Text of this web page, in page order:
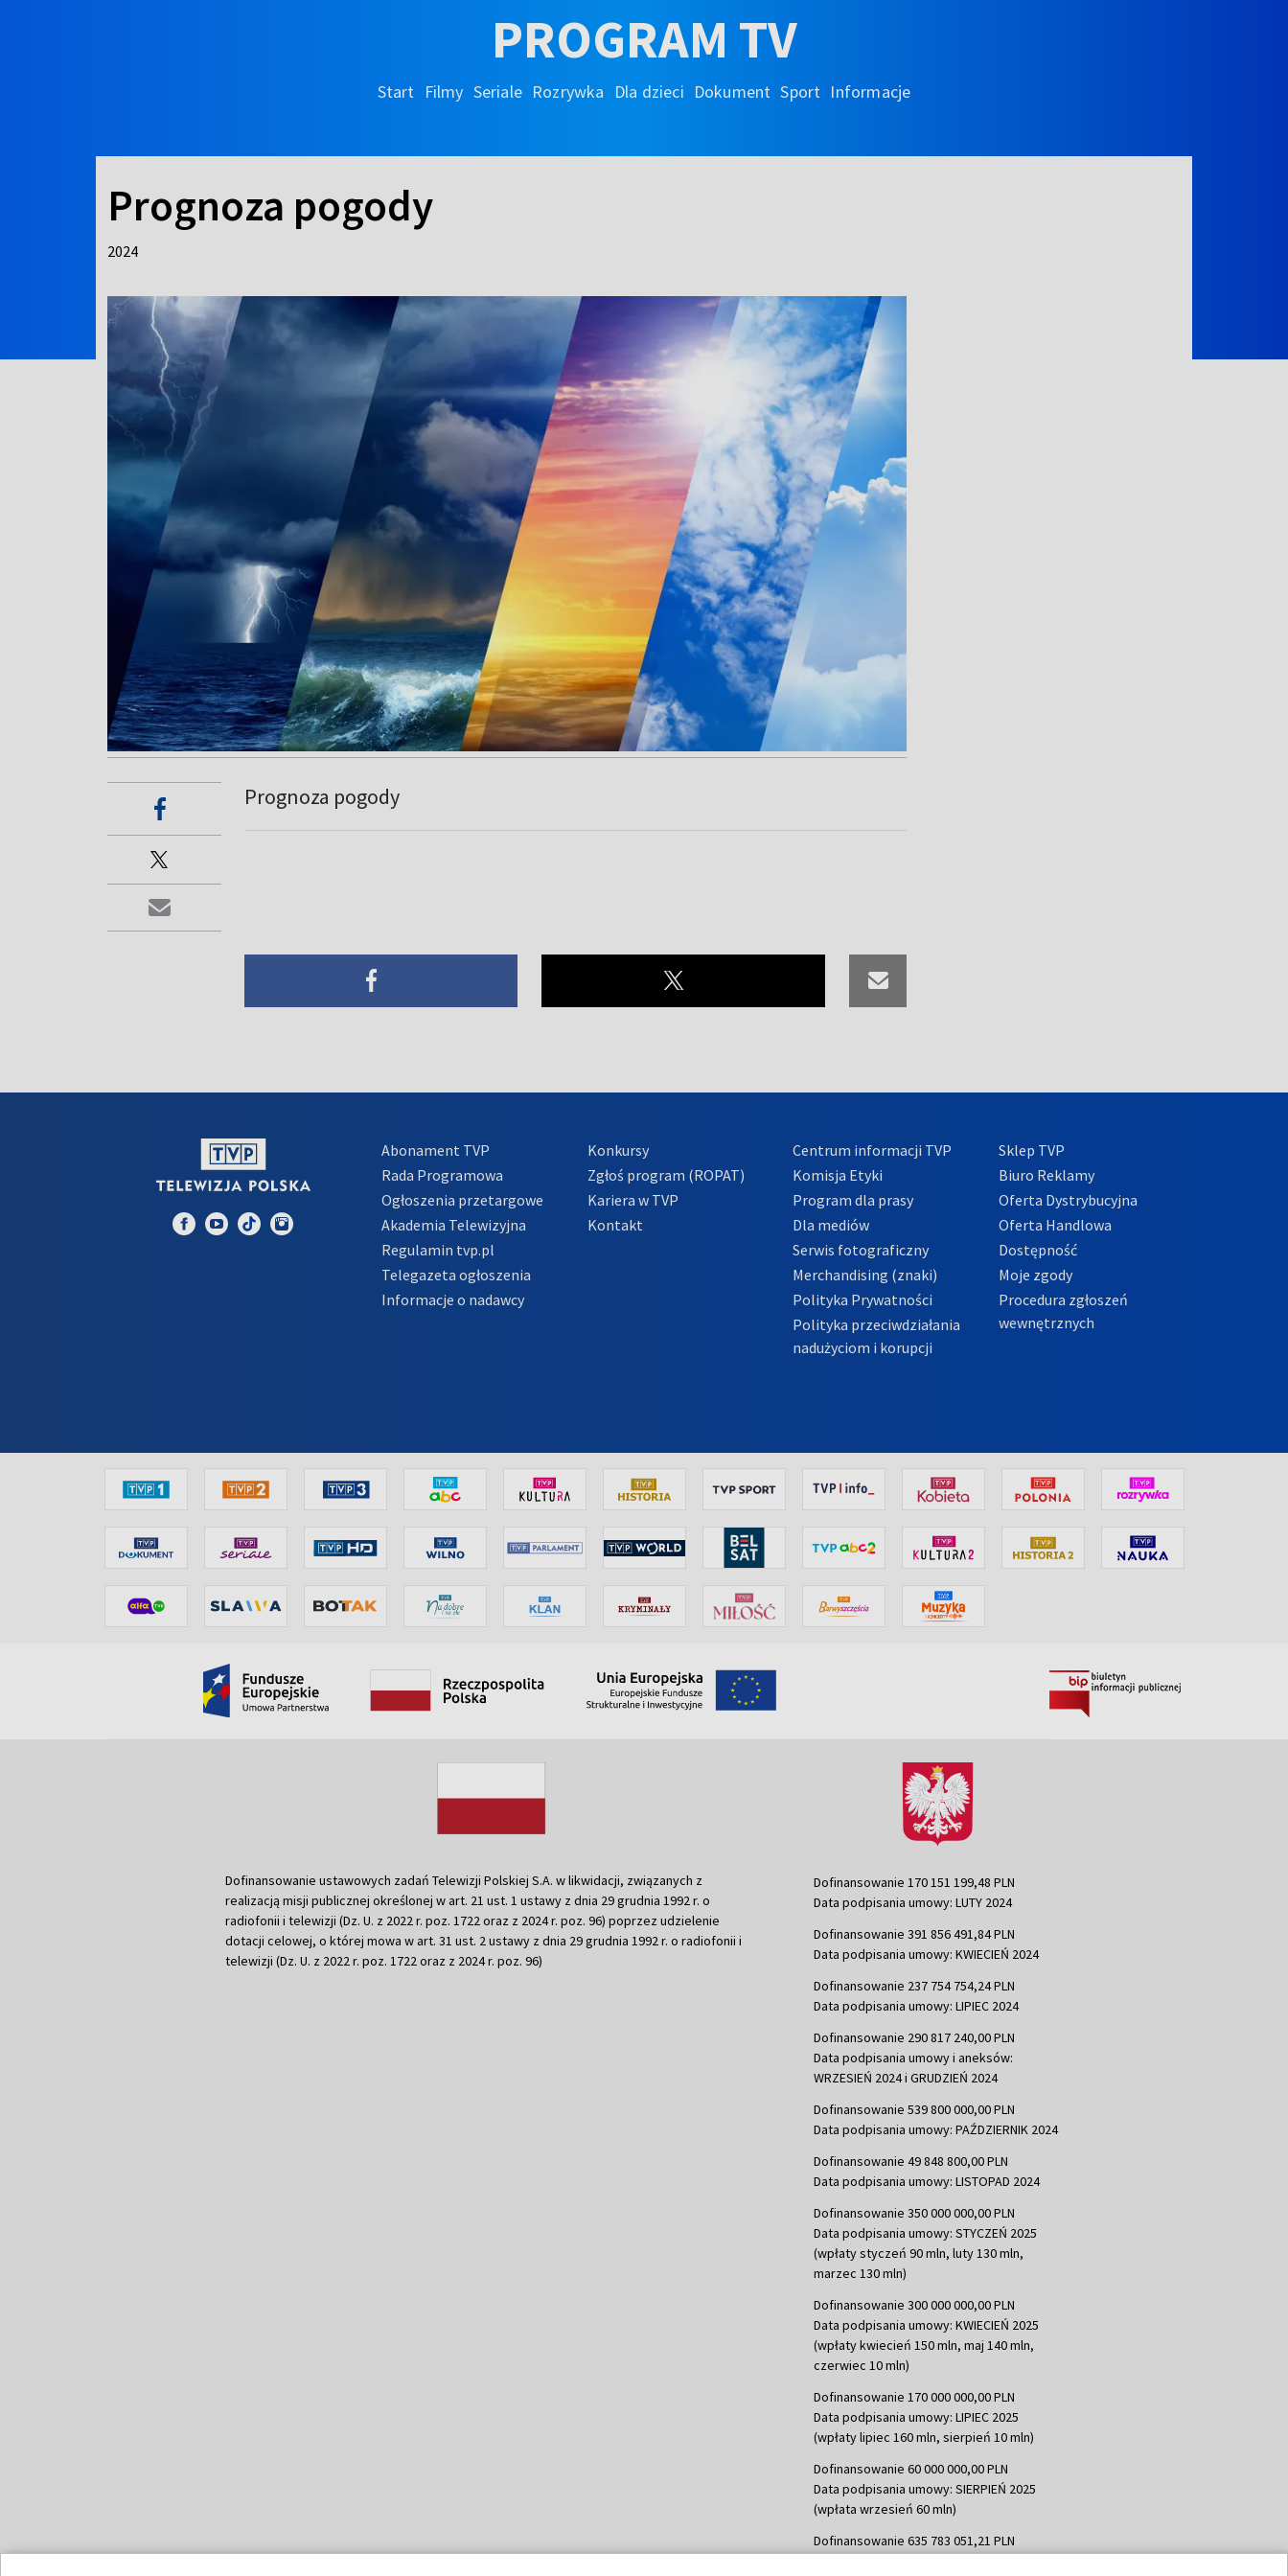
PROGRAM TV
Start Filmy Seriale Rozrywka Dla dzieci Dokument Sport Informacje
Prognoza pogody
2024
Prognoza pogody
Abonament TVP
Rada Programowa
Ogłoszenia przetargowe
Akademia Telewizyjna
Regulamin tvp.pl
Telegazeta ogłoszenia
Informacje o nadawcy
Konkursy
Zgłoś program (ROPAT)
Kariera w TVP
Kontakt
Centrum informacji TVP
Komisja Etyki
Program dla prasy
Dla mediów
Serwis fotograficzny
Merchandising (znaki)
Polityka Prywatności
Polityka przeciwdziałania
nadużyciom i korupcji
Sklep TVP
Biuro Reklamy
Oferta Dystrybucyjna
Oferta Handlowa
Dostępność
Moje zgody
Procedura zgłoszeń
wewnętrznych
Dofinansowanie ustawowych zadań Telewizji Polskiej S.A. w likwidacji, związanych z
realizacją misji publicznej określonej w art. 21 ust. 1 ustawy z dnia 29 grudnia 1992 r. o
radiofonii i telewizji (Dz. U. z 2022 r. poz. 1722 oraz z 2024 r. poz. 96) poprzez udzielenie
dotacji celowej, o której mowa w art. 31 ust. 2 ustawy z dnia 29 grudnia 1992 r. o radiofonii i
telewizji (Dz. U. z 2022 r. poz. 1722 oraz z 2024 r. poz. 96)
Dofinansowanie 170 151 199,48 PLN
Data podpisania umowy: LUTY 2024
Dofinansowanie 391 856 491,84 PLN
Data podpisania umowy: KWIECIEŃ 2024
Dofinansowanie 237 754 754,24 PLN
Data podpisania umowy: LIPIEC 2024
Dofinansowanie 290 817 240,00 PLN
Data podpisania umowy i aneksów:
WRZESIEŃ 2024 i GRUDZIEŃ 2024
Dofinansowanie 539 800 000,00 PLN
Data podpisania umowy: PAŹDZIERNIK 2024
Dofinansowanie 49 848 800,00 PLN
Data podpisania umowy: LISTOPAD 2024
Dofinansowanie 350 000 000,00 PLN
Data podpisania umowy: STYCZEŃ 2025
(wpłaty styczeń 90 mln, luty 130 mln,
marzec 130 mln)
Dofinansowanie 300 000 000,00 PLN
Data podpisania umowy: KWIECIEŃ 2025
(wpłaty kwiecień 150 mln, maj 140 mln,
czerwiec 10 mln)
Dofinansowanie 170 000 000,00 PLN
Data podpisania umowy: LIPIEC 2025
(wpłaty lipiec 160 mln, sierpień 10 mln)
Dofinansowanie 60 000 000,00 PLN
Data podpisania umowy: SIERPIEŃ 2025
(wpłata wrzesień 60 mln)
Dofinansowanie 635 783 051,21 PLN